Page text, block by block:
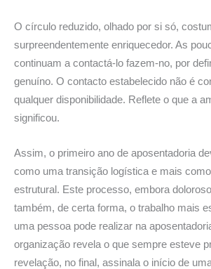
O círculo reduzido, olhado por si só,
surpreendentemente enriquecedor. As
continuam a contactá-lo fazem-no, por
genuíno. O contacto estabelecido não é
qualquer disponibilidade. Reflete o que a
significou.
Assim, o primeiro ano de aposentadoria
como uma transição logística e mais
estrutural. Este processo, embora
também, de certa forma, o trabalho mais
uma pessoa pode realizar na
organização revela o que sempre esteve
revelação, no final, assinala o início de